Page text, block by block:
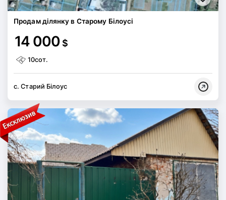
Продам ділянку в Старому Білоусі
14 000 $
10сот.
с. Старий Білоус